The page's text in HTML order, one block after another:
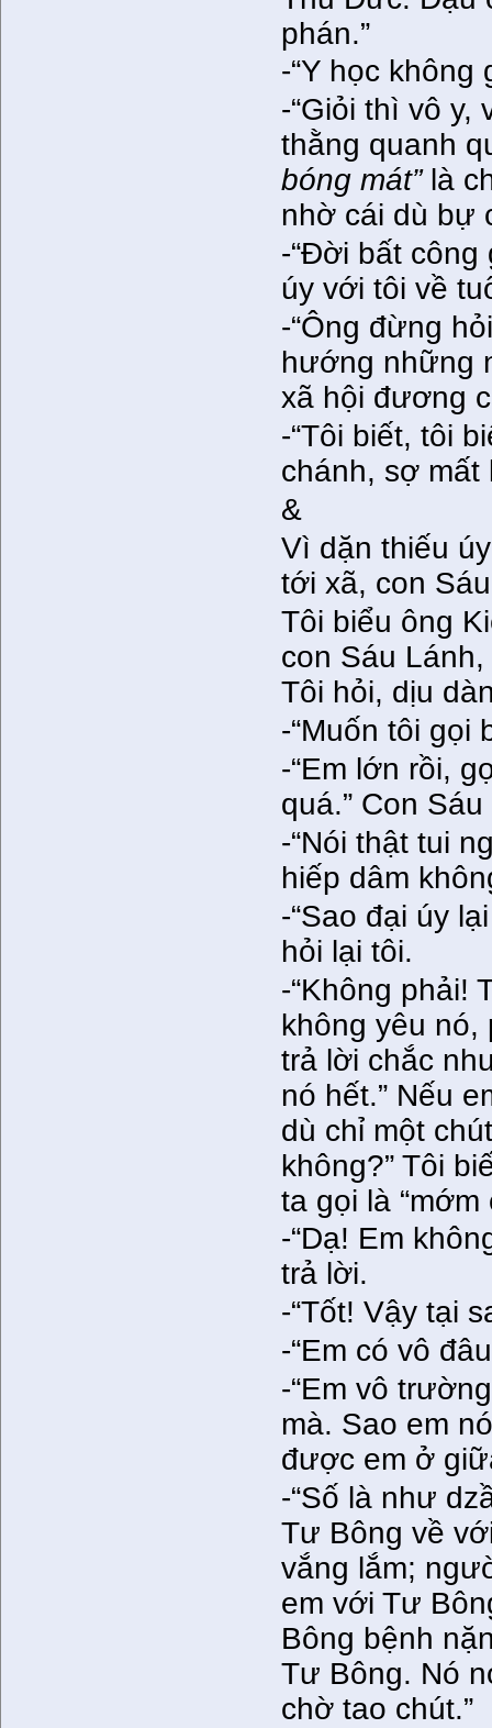
phán.”
-“Y học không
-“Giỏi thì vô y,
thằng quanh
bóng mát”là
nhờ cái dù bự
-“Đời bất công
úy với tôi về
-“Ông đừng
hướng những
xã hội đương
-“Tôi biết, tôi
chánh, sợ mất
&
Vì dặn thiếu
tới xã, con
Tôi biểu ông
con Sáu
Tôi hỏi, dịu
-“Muốn tôi gọi
-“Em lớn rồi,
quá.” Con
-“Nói thật tui
hiếp dâm
-“Sao đại úy
hỏi lại tôi.
-“Không phải!
không yêu nó,
trả lời chắc
nó hết.” Nếu
dù chỉ một
không?” Tôi
ta gọi là “mớm
-“Dạ! Em
trả lời.
-“Tốt! Vậy tại
-“Em có vô
-“Em vô
mà. Sao em
được em ở
-“Số là như
Tư Bông về
vắng lắm;
em với Tư
Bông bệnh
Tư Bông. Nó
chờ tao chút.”